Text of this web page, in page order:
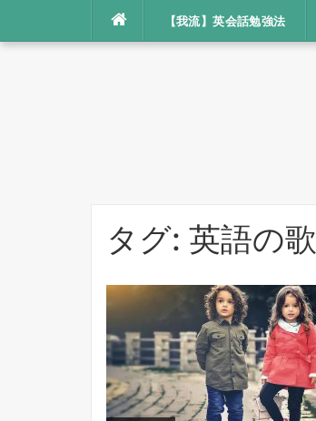
ン
【我流】英会話勉強法
タグ: 英語の歌